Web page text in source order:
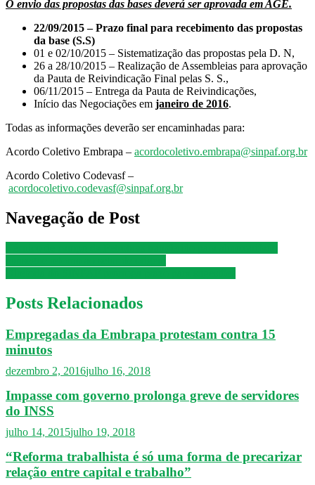
O envio das propostas das bases deverá ser aprovada em AGE.
22/09/2015 – Prazo final para recebimento das propostas
da base (S.S)
01 e 02/10/2015 – Sistematização das propostas pela D. N,
26 a 28/10/2015 – Realização de Assembleias para aprovação
da Pauta de Reivindicação Final pelas S. S.,
06/11/2015 – Entrega da Pauta de Reivindicações,
Início das Negociações em janeiro de 2016.
Todas as informações deverão ser encaminhadas para:
Acordo Coletivo Embrapa – acordocoletivo.embrapa@sinpaf.org.br
Acordo Coletivo Codevasf –
acordocoletivo.codevasf@sinpaf.org.br
Navegação de Post
Posts Relacionados
Empregadas da Embrapa protestam contra 15
minutos
dezembro 2, 2016julho 16, 2018
Impasse com governo prolonga greve de servidores
do INSS
julho 14, 2015julho 19, 2018
“Reforma trabalhista é só uma forma de precarizar
relação entre capital e trabalho”